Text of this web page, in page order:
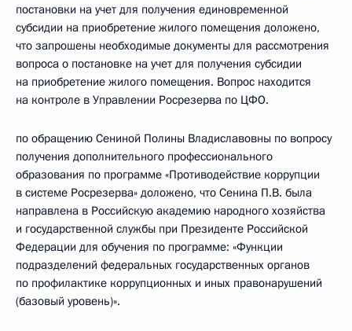
постановки на учет для получения единовременной
субсидии на приобретение жилого помещения доложено,
что запрошены необходимые документы для рассмотрения
вопроса о постановке на учет для получения субсидии
на приобретение жилого помещения. Вопрос находится
на контроле в Управлении Росрезерва по ЦФО.
по обращению Сениной Полины Владиславовны по вопросу
получения дополнительного профессионального
образования по программе «Противодействие коррупции
в системе Росрезерва» доложено, что Сенина П.В. была
направлена в Российскую академию народного хозяйства
и государственной службы при Президенте Российской
Федерации для обучения по программе: «Функции
подразделений федеральных государственных органов
по профилактике коррупционных и иных правонарушений
(базовый уровень)».